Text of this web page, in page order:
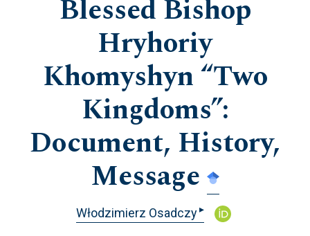
Blessed Bishop
Hryhoriy
Khomyshyn “Two
Kingdoms”:
Document, History,
Message
Włodzimierz Osadczy▸